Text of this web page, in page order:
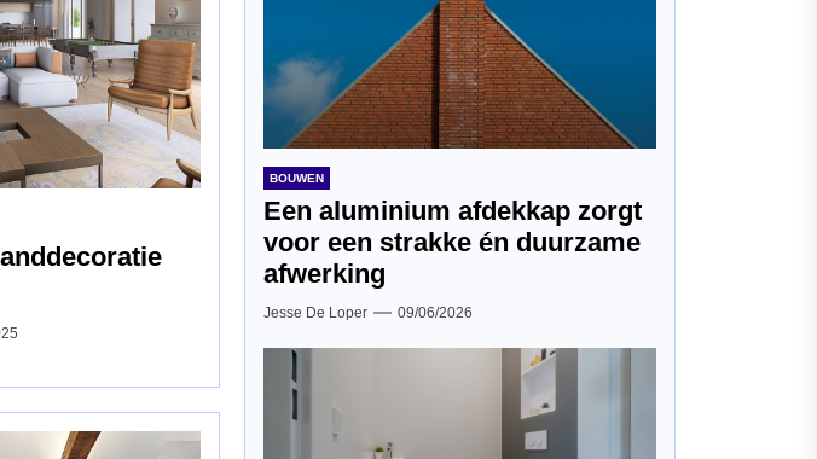
BOUWEN
Een aluminium afdekkap zorgt
voor een strakke én duurzame
afwerking
Jesse De Loper 09/06/2026